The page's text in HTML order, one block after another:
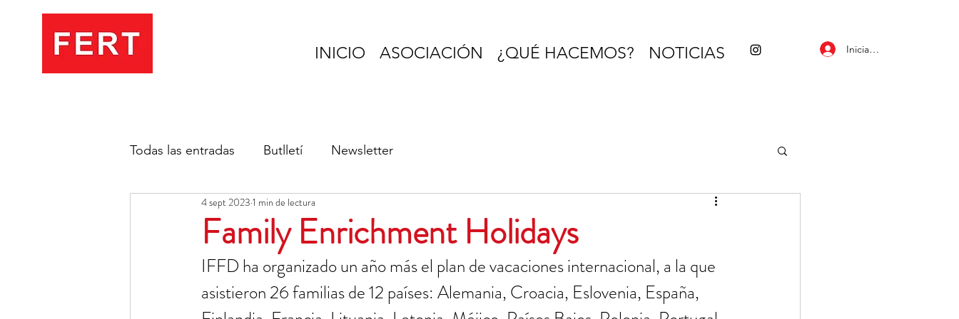
INICIO ASOCIACIÓN ¿QUÉ HACEMOS? NOTICIAS Iniciar sesión
Todas las entradas Butlletí Newsletter
Family Enrichment Holidays
4 sept 2023 1 min de lectura
IFFD ha organizado un año más el plan de vacaciones internacional, a la que
asistieron 26 familias de 12 países: Alemania, Croacia, Eslovenia, España,